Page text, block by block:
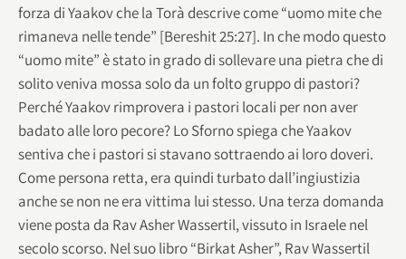
forza di Yaakov che la Torà descrive come “uomo mite che
rimaneva nelle tende” [Bereshit 25:27]. In che modo questo
“uomo mite” è stato in grado di sollevare una pietra che di
solito veniva mossa solo da un folto gruppo di pastori?
Perché Yaakov rimprovera i pastori locali per non aver
badato alle loro pecore? Lo Sforno spiega che Yaakov
sentiva che i pastori si stavano sottraendo ai loro doveri.
Come persona retta, era quindi turbato dall’ingiustizia
anche se non ne era vittima lui stesso. Una terza domanda
viene posta da Rav Asher Wassertil, vissuto in Israele nel
secolo scorso. Nel suo libro “Birkat Asher”, Rav Wassertil